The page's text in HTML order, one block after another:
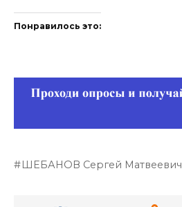
Понравилось это:
ШЕБАНОВ Сергей Матвеевич